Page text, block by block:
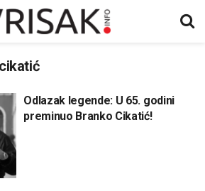
Odlazak legende: U 65. godini
preminuo Branko Cikatić!